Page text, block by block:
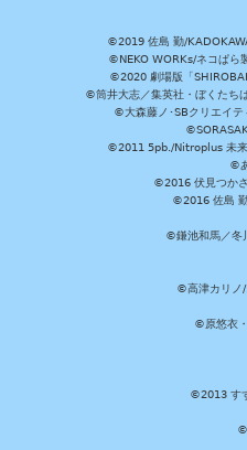
©2019 佐島 勤/
©NEKO WORKs/ネコぱら
©2020 劇場版「
©筒井大志／集英社・ぼくた
©大森藤ノ･SBクリエイ
©2011 5pb./Nitroplus 未来
©
©2016 伏見つか
©2016 佐島
©鎌池和馬／冬
©高津カリノ
©原悠衣
©2013 す
©